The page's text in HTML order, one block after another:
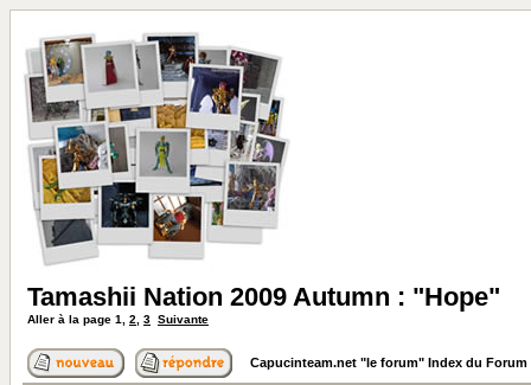
Tamashii Nation 2009 Autumn : "Hope"
Aller à la page 1 2 3 Suivante
Capucinteam.net "le forum" Index du Forum